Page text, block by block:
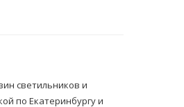
светильников и
по Екатеринбургу и